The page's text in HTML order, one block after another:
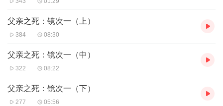
父亲之死：镜次一（上）
384 08:30
父亲之死：镜次一（中）
322 08:22
父亲之死：镜次一（下）
277 05:56